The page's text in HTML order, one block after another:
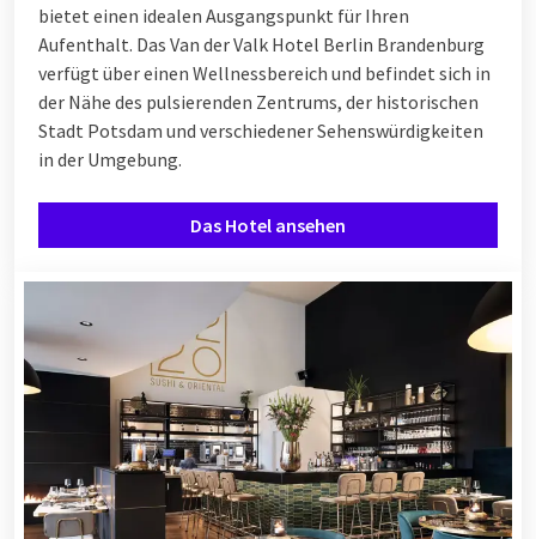
bietet einen idealen Ausgangspunkt für Ihren
Aufenthalt. Das Van der Valk Hotel Berlin Brandenburg
verfügt über einen Wellnessbereich und befindet sich in
der Nähe des pulsierenden Zentrums, der historischen
Stadt Potsdam und verschiedener Sehenswürdigkeiten
in der Umgebung.
Das Hotel ansehen